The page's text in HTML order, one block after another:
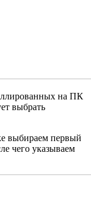
на ПК
выбрать
выбираем первый
чего указываем